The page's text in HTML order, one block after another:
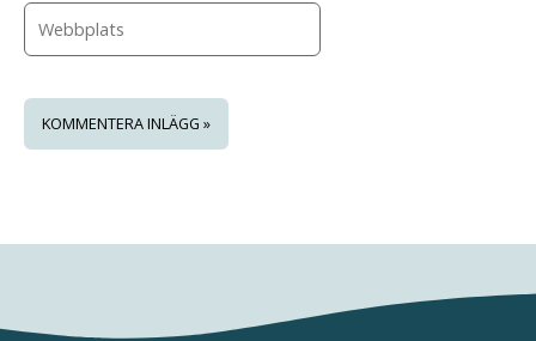
Webbplats